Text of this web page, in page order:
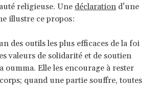
religieuse. Une déclaration d’une
illustre ce propos:
des outils les plus efficaces de la foi
valeurs de solidarité et de soutien
oumma. Elle les encourage à rester
quand une partie souffre, toutes